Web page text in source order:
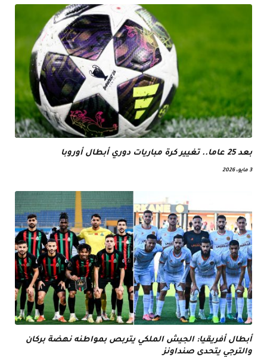
بعد 25 عاما.. تغيير كرة مباريات دوري أبطال أوروبا
3 مايو، 2026
أبطال أفريقيا: الجيش الملكي يتربص بمواطنه نهضة بركان
والترجي يتحدى صنداونز